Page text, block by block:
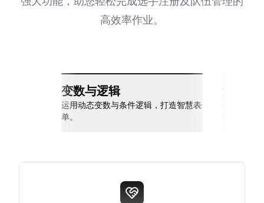
高效率作业。
变数与逻辑
运用动态变数与条件逻辑，打造智慧表
单。